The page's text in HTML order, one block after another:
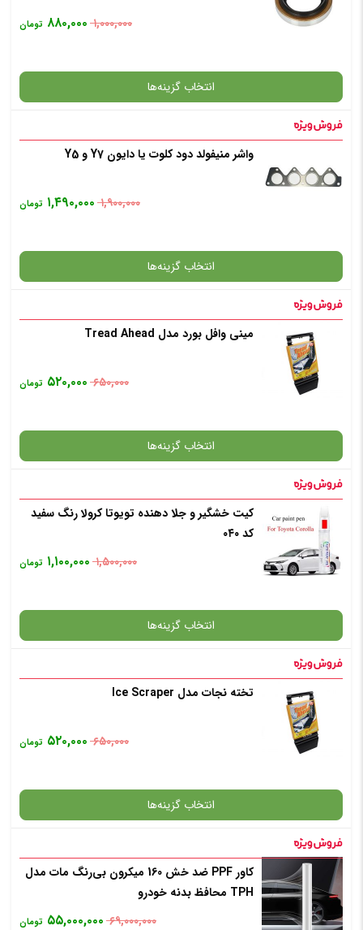
✧ چت با پشتیبان واتس آپ
۱,۰۰۰,۰۰۰ ۸۸۰,۰۰۰ تومان
انتخاب گزینه‌ها
✧ چت با پشتیبان واتس آپ
واشر منیفولد دود کلوت یا دایون Y7 و Y5
۱,۹۰۰,۰۰۰ ۱,۴۹۰,۰۰۰ تومان
انتخاب گزینه‌ها
گارانتی
✧ چت با پشتیبان واتس آپ
مینی وافل بورد مدل Tread Ahead
۶۵۰,۰۰۰ ۵۲۰,۰۰۰ تومان
انتخاب گزینه‌ها
گارانتی
✧ چت با پشتیبان واتس آپ
کیت خشگیر و جلا دهنده تویوتا کرولا رنگ سفید
کد ۰۴۰
۱,۵۰۰,۰۰۰ ۱,۱۰۰,۰۰۰ تومان
انتخاب گزینه‌ها
گارانتی
✧ چت با پشتیبان واتس آپ
تخته نجات مدل Ice Scraper
۶۵۰,۰۰۰ ۵۲۰,۰۰۰ تومان
انتخاب گزینه‌ها
گارانتی
کاور PPF ضد خش 160 میکرون بی‌رنگ مات مدل
TPH محافظ بدنه خودرو
۶۹,۰۰۰,۰۰۰ ۵۵,۰۰۰,۰۰۰ تومان